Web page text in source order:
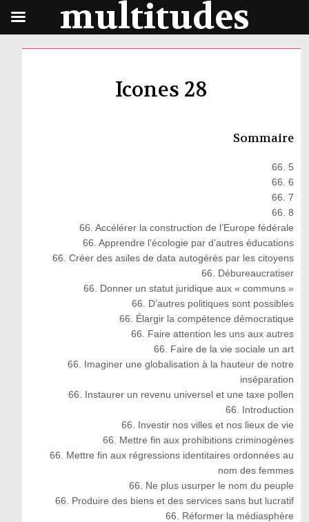
Icones 28
Sommaire
66. 5
66. 6
66. 7
66. 8
66. Accélérer la construction de l’Europe fédérale
66. Apprendre l’écologie par d’autres éducations
66. Créer des asiles de data autogérés par les citoyens
66. Débureaucratiser
66. Donner un statut juridique aux « communs »
66. D’autres politiques sont possibles
66. Élargir la compétence démocratique
66. Faire attention les uns aux autres
66. Faire de la vie sociale un art
66. Imaginer une globalisation à la hauteur de notre
inséparation
66. Instaurer un revenu universel et une taxe pollen
66. Introduction
66. Investir nos villes et nos lieux de vie
66. Mettre fin aux prohibitions criminogènes
66. Mettre fin aux régressions identitaires ordonnées au
nom des femmes
66. Ne plus usurper le nom du peuple
66. Produire des biens et des services sans but lucratif
66. Réformer la médiasphère
multitudes